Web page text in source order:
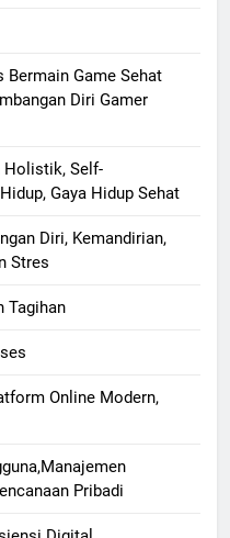
Bermain Game Sehat
Diri Gamer
Holistik, Self-
Gaya Hidup Sehat
Diri, Kemandirian,
Stres
Tagihan
Online Modern,
Pribadi